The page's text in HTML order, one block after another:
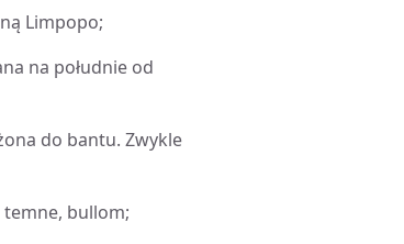
Limpopo;
na południe od
do bantu. Zwykle
temne, bullom;